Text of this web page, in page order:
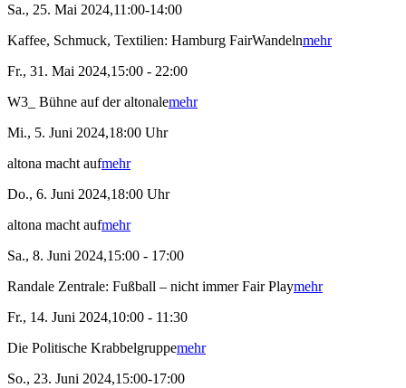
Sa., 25. Mai 2024,11:00-14:00
Kaffee, Schmuck, Textilien: Hamburg FairWandelnmehr
Fr., 31. Mai 2024,15:00 - 22:00
W3_ Bühne auf der altonalemehr
Mi., 5. Juni 2024,18:00 Uhr
altona macht aufmehr
Do., 6. Juni 2024,18:00 Uhr
altona macht aufmehr
Sa., 8. Juni 2024,15:00 - 17:00
Randale Zentrale: Fußball – nicht immer Fair Playmehr
Fr., 14. Juni 2024,10:00 - 11:30
Die Politische Krabbelgruppemehr
So., 23. Juni 2024,15:00-17:00